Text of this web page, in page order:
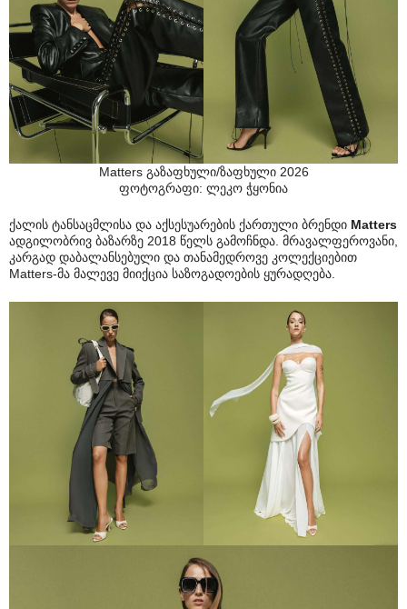
Matters გაზაფხული/ზაფხული 2026
ფოტოგრაფი: ლეკო ჭყონია
ქალის ტანსაცმლისა და აქსესუარების ქართული ბრენდი Matters
ადგილობრივ ბაზარზე 2018 წელს გამოჩნდა. მრავალფეროვანი,
კარგად დაბალანსებული და თანამედროვე კოლექციებით
Matters-მა მალევე მიიქცია საზოგადოების ყურადღება.